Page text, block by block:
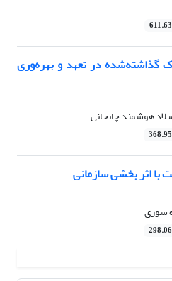
گذاشته‌شده در تعهد و بهره‌وری
هوشمند چایجانی
اثر بخشی سازمانی
سوری